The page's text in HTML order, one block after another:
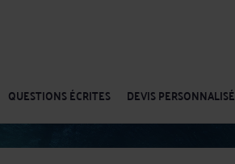
QUESTIONS ÉCRITES DEVIS PERSONNALISÉ